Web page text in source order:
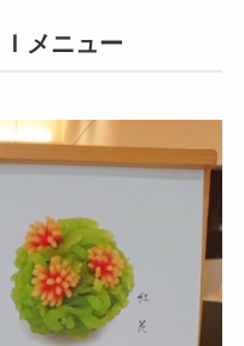
メニュー